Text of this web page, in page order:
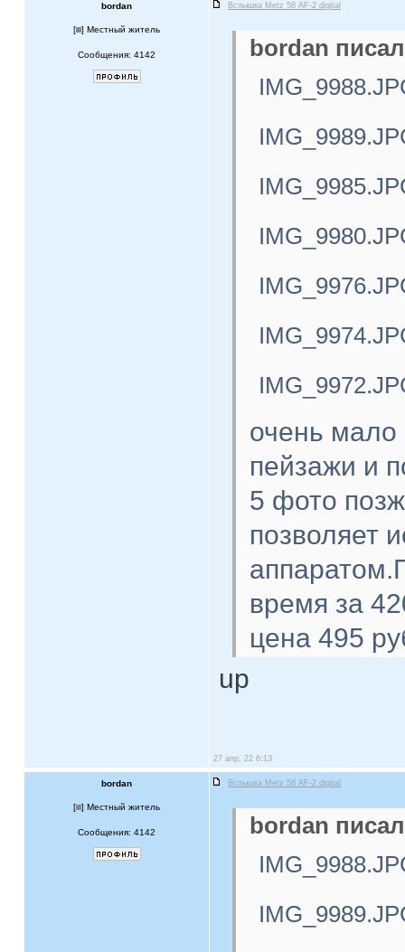
bordan Вспышка Metz 58 AF-2 digital
[ ] Местный житель
Сообщения: 4142
bordan
очень мало
пейзажи и
5 фото
позволяет
время за
цена 495
up
27 апр, 22 6:13
bordan Вспышка Metz 58 AF-2 digital
[ ] Местный житель
Сообщения: 4142
bordan